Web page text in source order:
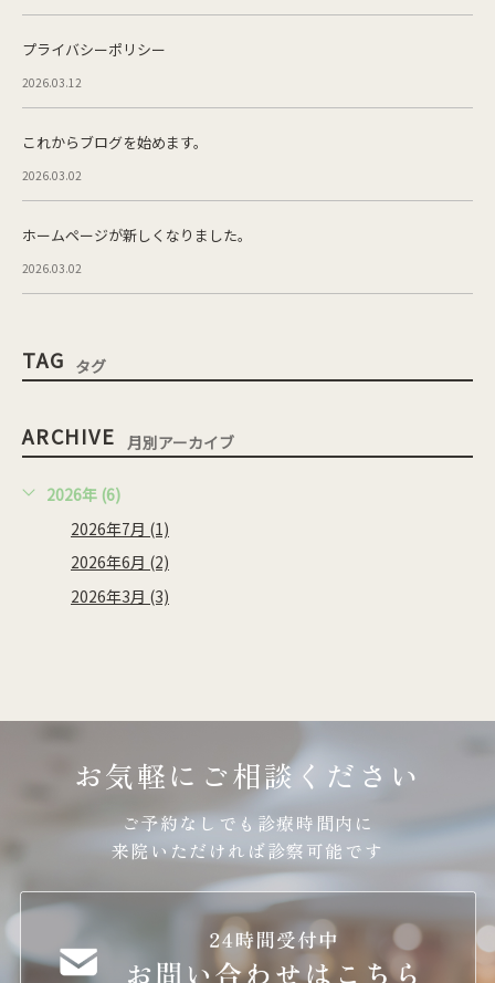
プライバシーポリシー
2026.03.12
これからブログを始めます。
2026.03.02
ホームページが新しくなりました。
2026.03.02
TAG タグ
ARCHIVE 月別アーカイブ
2026年 (6)
2026年7月 (1)
2026年6月 (2)
2026年3月 (3)
お気軽にご相談ください
ご予約なしでも診療時間内に
来院いただければ診察可能です